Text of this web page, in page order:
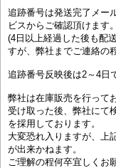
追跡番号は発送完了メー
ビスからご確認頂けます。
(4日以上経過した後も配
すが、弊社までご連絡の
追跡番号反映後は2～4日
弊社は在庫販売を行って
受け取った後、弊社にて
を採用しております。
大変恐れ入りますが、上
が出来かねます。
ご理解の程何卒宜しくお